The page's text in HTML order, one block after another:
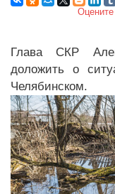
Глава СКР
доложить о
Челябинском.